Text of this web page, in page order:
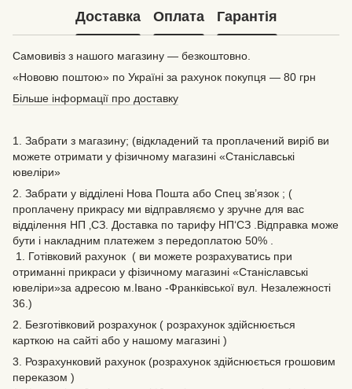
Доставка Оплата Гарантія
Самовивіз з нашого магазину — безкоштовно.
«Нововю поштою» по Україні за рахунок покупця — 80 грн
Більше інформації про доставку
1. Забрати з магазину; (відкладений та проплачений виріб ви
можете отримати у фізичному магазині «Станіславські
ювеліри»
2. Забрати у відділені Нова Пошта або Спец зв’язок ; (
проплачену прикрасу ми відправляємо у зручне для вас
відділення НП ‚СЗ. Доставка по тарифу НП‘СЗ .Відправка може
бути і накладним платежем з передоплатою 50% .
1. Готівковий рахунок ( ви можете розрахуватись при
отриманні прикраси у фізичному магазині «Станіславські
ювеліри»за адресою м.Івано -Франківської вул. Незалежності
36.)
2. Безготівковий розрахунок ( розрахунок здійснюється
карткою на сайті або у нашому магазині )
3. Розрахунковий рахунок (розрахунок здійснюється грошовим
переказом )